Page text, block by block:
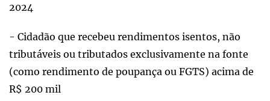
2024
- Cidadão que recebeu rendimentos isentos, não
tributáveis ou tributados exclusivamente na fonte
(como rendimento de poupança ou FGTS) acima de
R$ 200 mil